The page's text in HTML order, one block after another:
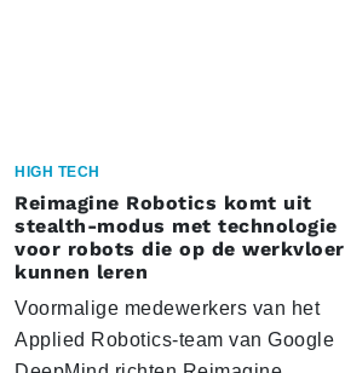
HIGH TECH
Reimagine Robotics komt uit
stealth-modus met technologie
voor robots die op de werkvloer
kunnen leren
Voormalige medewerkers van het
Applied Robotics-team van Google